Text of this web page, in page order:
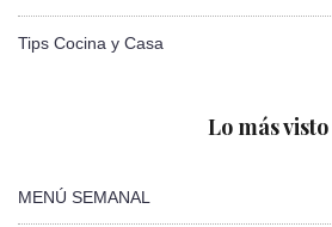
Tips Cocina y Casa
Lo más visto
MENÚ SEMANAL